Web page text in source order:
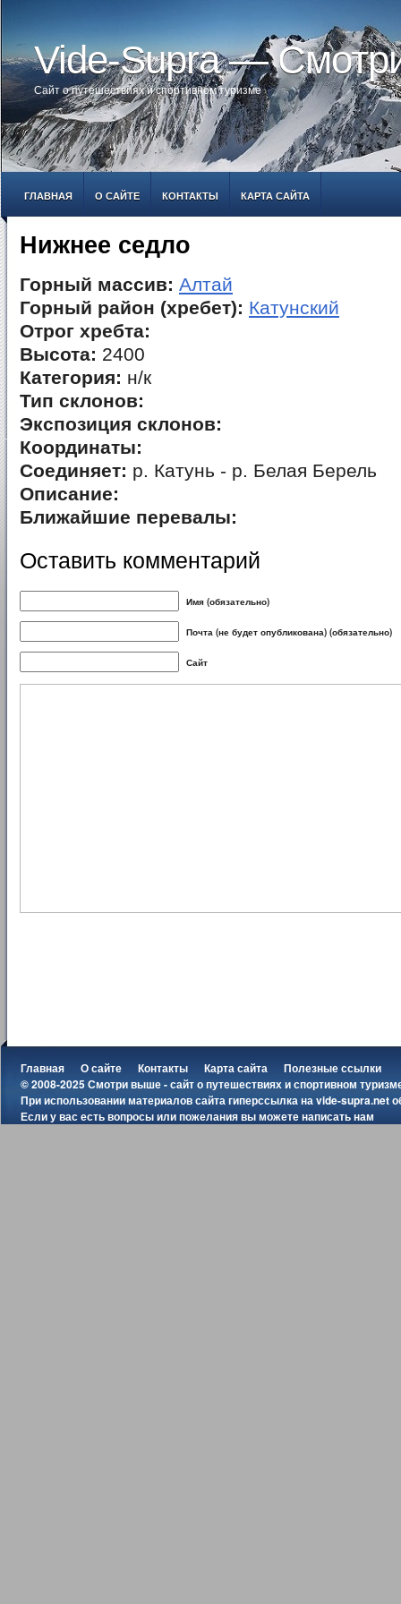
Vide-Supra —
Сайт о путешествиях и спортивном туризме
ГЛАВНАЯ О САЙТЕ КОНТАКТЫ КАРТА САЙТА
Нижнее седло
Горный массив: Алтай
Горный район (хребет): Катунский
Отрог хребта:
Высота: 2400
Категория: н/к
Тип склонов:
Экспозиция склонов:
Координаты:
Соединяет: р. Катунь - р. Белая Берель
Описание:
Ближайшие перевалы:
Оставить комментарий
Имя (обязательно)
Почта (не будет опубликована) (обязательно)
Сайт
Главная О сайте Контакты Карта сайта
Полезные ссылки
© 2008-2025 Смотри выше - сайт о путешествиях и спортивном
При использовании материалов сайта гиперссылка наvide-supra.net
Если у вас есть вопросы или пожелания вы можетенаписать нам